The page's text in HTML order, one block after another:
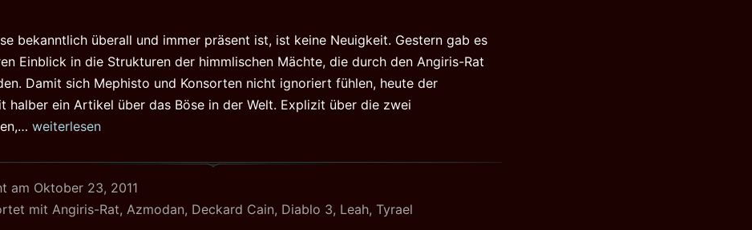
bekanntlich überall und immer präsent ist, ist keine Neuigkeit. Gestern gab es
Einblick in die Strukturen der himmlischen Mächte, die durch den Angiris-Rat
Damit sich Mephisto und Konsorten nicht ignoriert fühlen, heute der
halber ein Artikel über das Böse in der Welt. Explizit über die zwei
Die
der
Brennenden
Höllen
weiterlesen
am Oktober 23, 2011
mit Angiris-Rat, Azmodan, Deckard Cain, Diablo 3, Leah, Tyrael